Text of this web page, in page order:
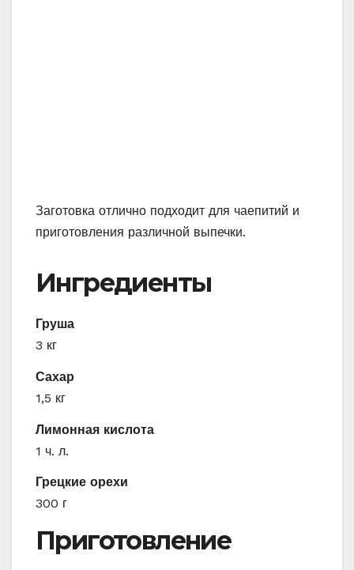
Заготовка отлично подходит для чаепитий и
приготовления различной выпечки.
Ингредиенты
Груша
3 кг
Сахар
1,5 кг
Лимонная кислота
1 ч. л.
Грецкие орехи
300 г
Приготовление